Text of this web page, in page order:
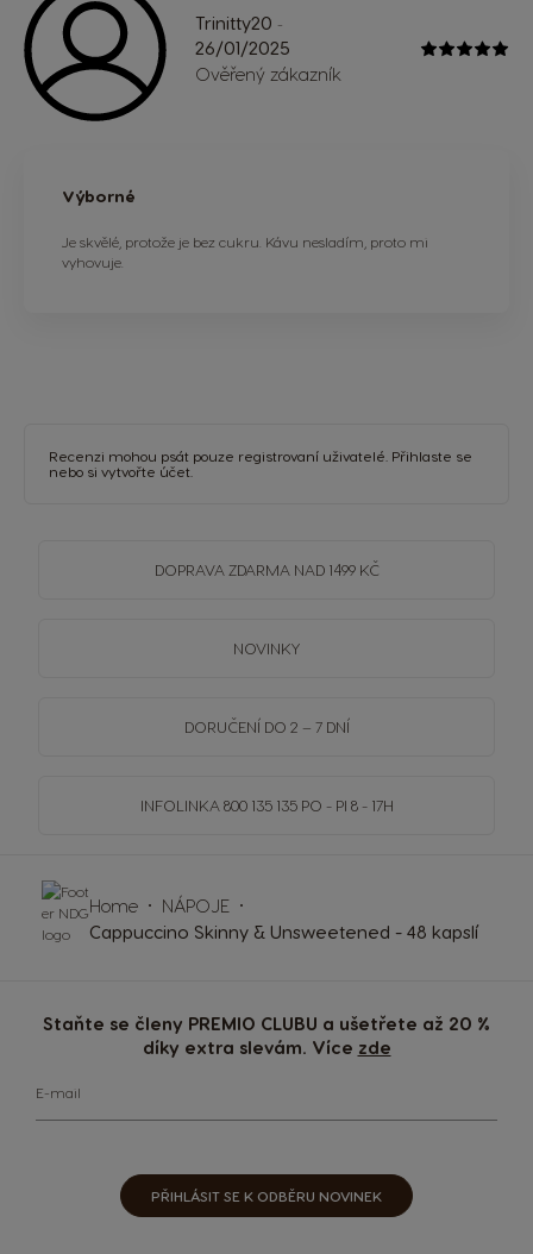
Trinitty20 -
26/01/2025
Ověřený zákazník
Výborné
Je skvělé, protože je bez cukru. Kávu nesladím, proto mi
vyhovuje.
Recenzi mohou psát pouze registrovaní uživatelé. Přihlaste se
nebo si vytvořte účet
DOPRAVA ZDARMA NAD 1499 KČ
NOVINKY
DORUČENÍ DO 2 – 7 DNÍ
INFOLINKA 800 135 135 PO - PI 8 - 17H
Staňte se členy PREMIO CLUBU a ušetřete až 20 %
díky extra slevám. Více zde
E-mail
PŘIHLÁSIT SE K ODBĚRU NOVINEK
Home
NÁPOJE
Cappuccino Skinny & Unsweetened - 48 kapslí